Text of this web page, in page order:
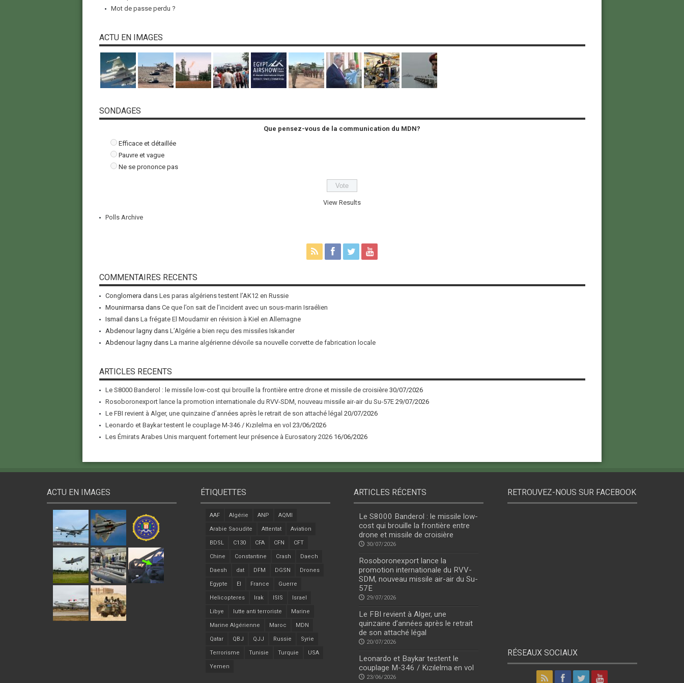
Mot de passe perdu ?
ACTU EN IMAGES
SONDAGES
Que pensez-vous de la communication du MDN?
Efficace et détaillée
Pauvre et vague
Ne se prononce pas
View Results
Polls Archive
COMMENTAIRES RECENTS
Conglomera dans Les paras algériens testent l’AK12 en Russie
Mounirmarsa dans Ce que l’on sait de l’incident avec un sous-marin Israélien
Ismail dans La frégate El Moudamir en révision à Kiel en Allemagne
Abdenour lagnydans L’Algérie a bien reçu des missiles Iskander
Abdenour lagnydans La marine algérienne dévoile sa nouvelle corvette de fabrication locale
ARTICLES RECENTS
Le S8000 Banderol : le missile low-cost qui brouille la frontière entre drone et missile de croisière 30/07/2026
Rosoboronexport lance la promotion internationale du RVV-SDM, nouveau missile air-air du Su-57E 29/07/2026
Le FBI revient à Alger, une quinzaine d’années après le retrait de son attaché légal 20/07/2026
Leonardo et Baykar testent le couplage M-346 / Kızılelma en vol 23/06/2026
Les Émirats Arabes Unis marquent fortement leur présence à Eurosatory 2026 16/06/2026
ACTU EN IMAGES ÉTIQUETTES
AAF Algérie ANP AQMI
Arabie Saoudite Attentat Aviation
BDSL C130 CFA CFN CFT
Chine Constantine Crash Daech
Daesh dat DFM DGSN Drones
Egypte EI France Guerre
Helicopteres Irak ISIS Israel
Libye lutte anti terroriste Marine
Marine Algérienne Maroc MDN
Qatar QBJ QJJ Russie Syrie
Terrorisme Tunisie Turquie USA
Yemen
ARTICLES RÉCENTS
Le S8000 Banderol : le missile low-
cost qui brouille la frontière entre
drone et missile de croisière
30/07/2026
Rosoboronexport lance la
promotion internationale du RVV-
SDM, nouveau missile air-air du Su-
57E
29/07/2026
Le FBI revient à Alger, une
quinzaine d’années après le retrait
de son attaché légal
20/07/2026
Leonardo et Baykar testent le
couplage M-346 / Kızılelma en vol
23/06/2026
RETROUVEZ-NOUS SUR FACEBOOK
RÉSEAUX SOCIAUX